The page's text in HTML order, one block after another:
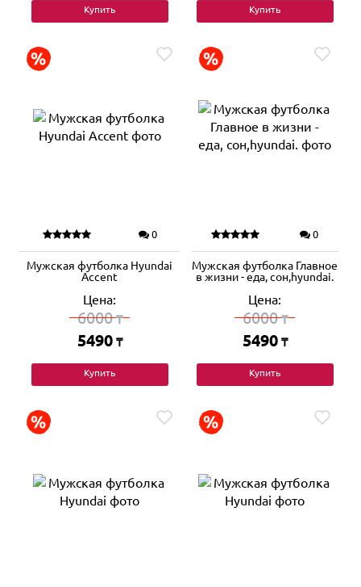
Купить Купить
0
Мужская футболка Hyundai
Accent
Цена:
6000₸
5490 ₸
Купить
0
Мужская футболка Главное
в жизни - еда, сон,hyundai.
Цена:
6000₸
5490 ₸
Купить